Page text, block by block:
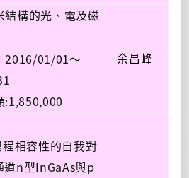
結構的光、電及磁
2016/01/01～
:1,850,000
余昌峰
相容性的自我對
道n型InGaAs與p